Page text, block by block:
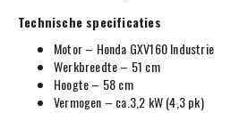
Technische specificaties
Motor – Honda GXV160 Industrie
Werkbreedte – 51 cm
Hoogte – 58 cm
Vermogen – ca.3,2 kW (4,3 pk)